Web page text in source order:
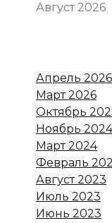
Август 2026
Апрель 2026
Март 2026
Октябрь
Ноябрь 2024
Март 2024
Февраль
Август 2023
Июль 2023
Июнь 2023